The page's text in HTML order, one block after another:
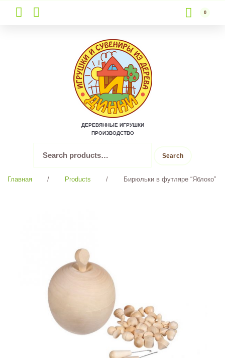
to
content
0
ДЕРЕВЯННЫЕ ИГРУШКИ
ПРОИЗВОДСТВО
for:
Search
Главная / Products / Бирюльки в футляре “Яблоко”